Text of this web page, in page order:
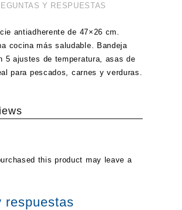
Y RESPUESTAS
antiadherente de 47×26 cm.
cocina más saludable. Bandeja
5 ajustes de temperatura, asas de
para pescados, carnes y verduras.
this product may leave a
respuestas